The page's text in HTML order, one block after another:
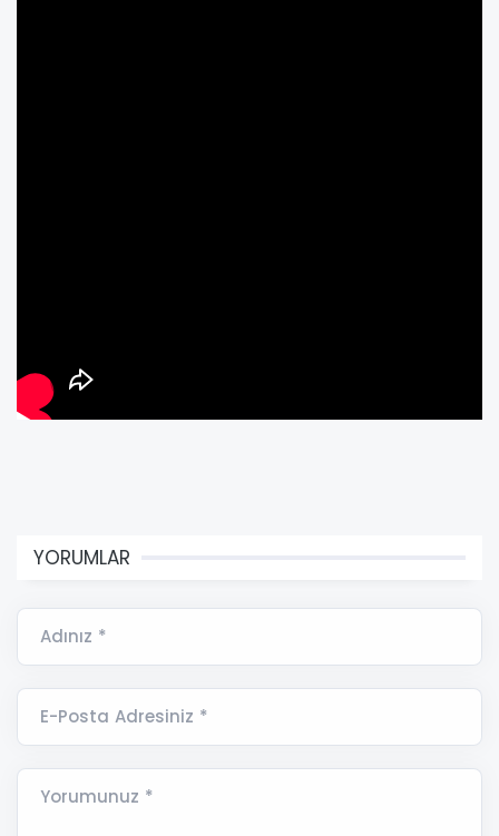
YORUMLAR
Adınız *
E-Posta Adresiniz *
Yorumunuz *